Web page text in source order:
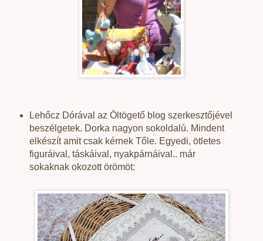
Lehőcz Dórával az Öltögető blog szerkesztőjével
beszélgetek. Dorka nagyon sokoldalú. Mindent
elkészít amit csak kérnek Tőle. Egyedi, ötletes
figuráival, táskáival, nyakpárnáival.. már
sokaknak okozott örömöt: